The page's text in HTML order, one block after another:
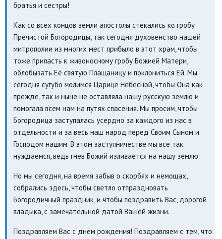
братья и сестры!
Как со всех концов земли апостолы стекались ко гробу
Пречистой Богородицы, так сегодня духовенство нашей
митрополии из многих мест прибыло в этот храм, чтобы
тоже припасть к живоносному гробу Божией Матери,
облобызать Её святую Плащаницу и поклониться Ей. Мы
сегодня сугубо молимся Царице Небесной, чтобы Она как
прежде, так и ныне не оставляла нашу русскую землю и
помогала всем нам на путях спасения. Мы просим, чтобы
Богородица заступалась усердно за каждого из нас в
отдельности и за весь наш народ перед Своим Сыном и
Господом нашим. В этом заступничестве мы все так
нуждаемся, ведь гнев Божий изливается на нашу землю.
Но мы сегодня, на время забыв о скорбях и немощах,
собрались здесь, чтобы светло отпраздновать
Богородичный праздник, и чтобы поздравить Вас, дорогой
владыка, с замечательной датой Вашей жизни.
Поздравляем Вас с днём рождения! Поздравляем с тем, что